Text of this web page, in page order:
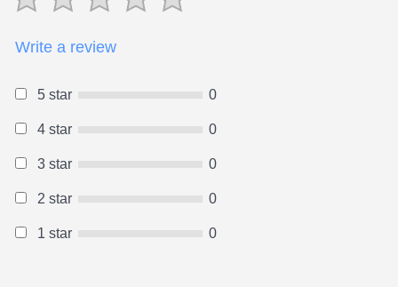
Write a review
5 star 0
4 star 0
3 star 0
2 star 0
1 star 0